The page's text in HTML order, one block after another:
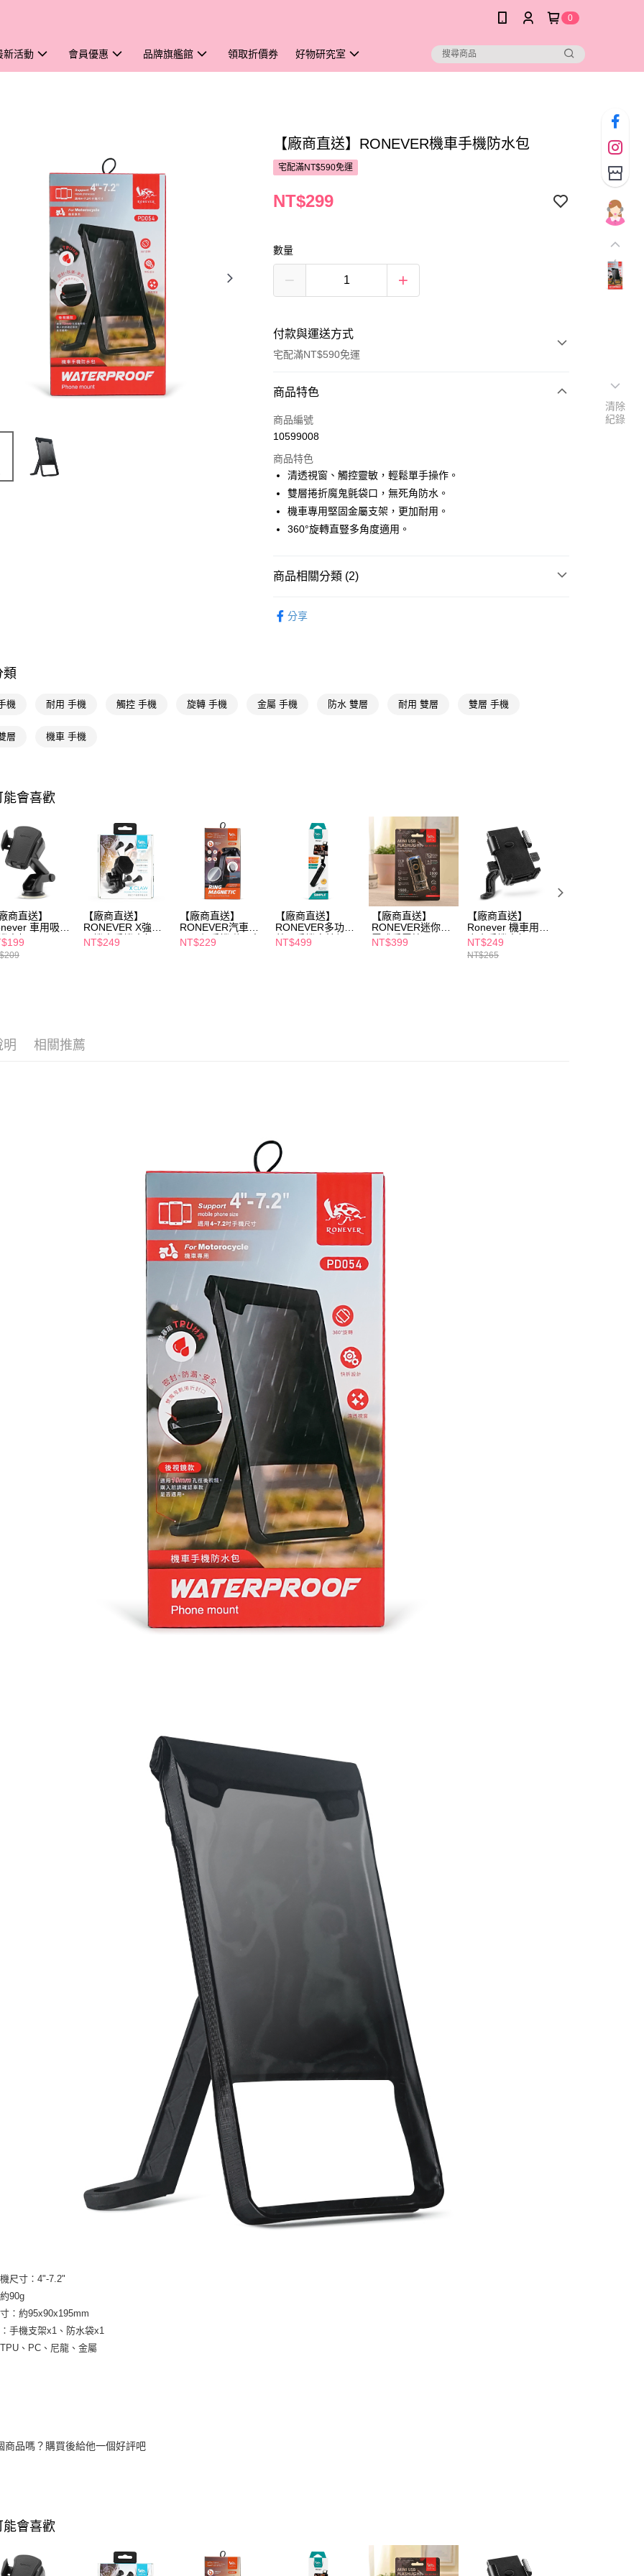
0
新活動 會員優惠 品牌旗艦館 領取折價券 好物研究室
【廠商直送】RONEVER機車手機防水包
宅配滿NT$590免運
NT$299
數量
付款與運送方式
宅配滿NT$590免運
付款方式
POYA支付
LINE Pay
Apple Pay
街口支付
Google Pay
相關說明
３．安心：先確認商品／服務後，再付款。
絡購買商品的店家。未經商家同意取消之訂單仍視為有效，需透過AFTEE
先享後付繳納相關費用。
※ 交易是否成功請以「AFTEE先享後付 」之結帳頁面顯示為準，若有關於
是否繳費成功／繳費後需取消欲退款等相關疑問，請聯繫「AFTEE先享後
付客戶支援中心」
https://netprotections.freshdesk.com/support/home
【注意事項】
１．透過由恩沛科技股份有限公司提供之「AFTEE先享後付」服務完成之
交易，需依本服務之必要範圍內提供個人資料，並將交易相關給付款項請
求債權轉讓予恩沛科技股份有限公司。
２．關於個人資料處理事宜，請瀏覽以下網址：
每筆NT$100，滿NT$590(含以上)免運費
商品特色
商品編號
10599008
商品特色
清透視窗、觸控靈敏，輕鬆單手操作。
雙層捲折魔鬼氈袋口，無死角防水。
機車專用堅固金屬支架，更加耐用。
360°旋轉直豎多角度適用。
商品相關分類 (2)
分享
類
機 耐用 手機 觸控 手機 旋轉 手機 金屬 手機 防水 雙層 耐用 雙層 雙層 手機
層 機車 手機
能會喜歡
商直送】
車用吸盤
支架
【廠商直送】
RONEVER X強力
爪機車手機支架
NT$249
【廠商直送】
RONEVER汽車凝
膠吸盤手機磁吸支
NT$229
【廠商直送】
RONEVER多功能
藍牙手機自拍桿
NT$499
【廠商直送】
RONEVER迷你充
電式手電筒
NT$399
【廠商直送】
Ronever 機車用鋁
合金手機支架
NT$249
NT$265
明 相關推薦
尺寸∶4"-7.2"
90g
∶約95x90x195mm
手機支架x1、防水袋x1
、PC、尼龍、金屬
商品嗎？購買後給他一個好評吧
能會喜歡
清除
紀錄